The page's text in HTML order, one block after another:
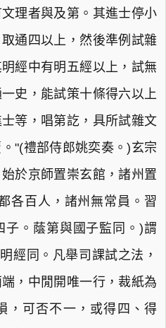
理者與及第。其進士停小
通四以上，然後準例試雜
經中有明五經以上，試無
史，能試策十條得六以上
等，唱第訖，具所試雜文
"(禮部侍郎姚奕奏。)玄宗
於京師置崇玄館，諸州置
各百人，諸州無常員。習
子。蔭第與國子監同。)謂
經同。凡舉司課試之法，
，中閒開唯一行，裁紙為
，可否不一，或得四、得